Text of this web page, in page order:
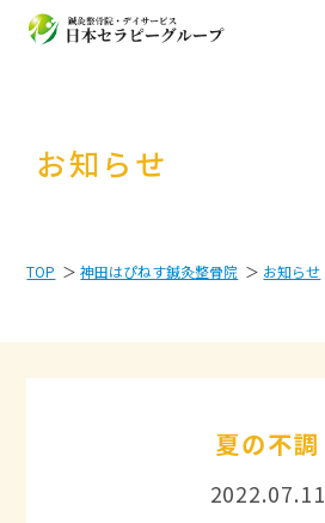
お知らせ
TOP 神田はぴねす鍼灸整骨院 お知らせ
夏の不調
2022.07.11